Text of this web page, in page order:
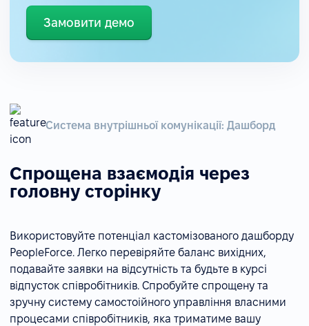
Замовити демо
Система внутрішньої комунікації: Дашборд
Спрощена взаємодія через
головну сторінку
Використовуйте потенціал кастомізованого дашборду
PeopleForce. Легко перевіряйте баланс вихідних,
подавайте заявки на відсутність та будьте в курсі
відпусток співробітників. Спробуйте спрощену та
зручну систему самостоійного управління власними
процесами співробітників, яка триматиме вашу